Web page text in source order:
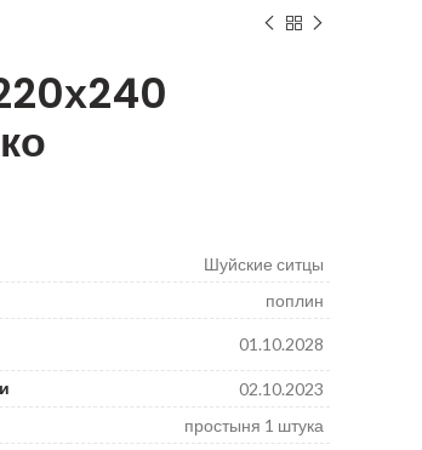
Шуйские ситцы
поплин
01.10.2028
02.10.2023
простыня 1 штука